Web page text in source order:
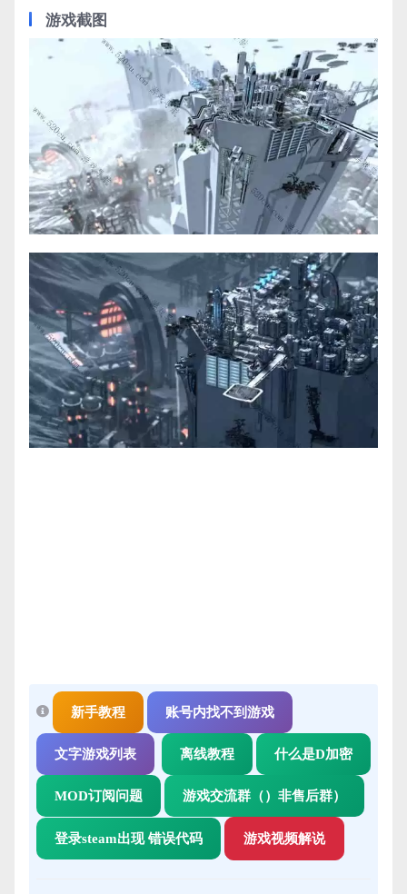
游戏截图
新手教程 账号内找不到游戏
文字游戏列表 离线教程 什么是D加密
MOD订阅问题 游戏交流群（）非售后群）
登录steam出现 错误代码 游戏视频解说